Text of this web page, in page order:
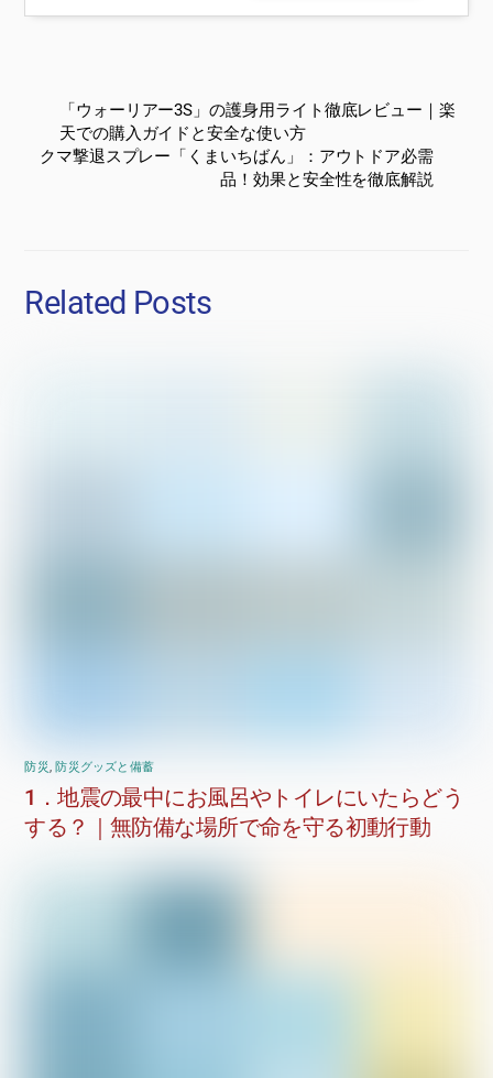
「ウォーリアー3S」の護身用ライト徹底レビュー｜楽
天での購入ガイドと安全な使い方
クマ撃退スプレー「くまいちばん」：アウトドア必需
品！効果と安全性を徹底解説
Related Posts
防災 ,防災グッズと備蓄
1．地震の最中にお風呂やトイレにいたらどう
する？｜無防備な場所で命を守る初動行動